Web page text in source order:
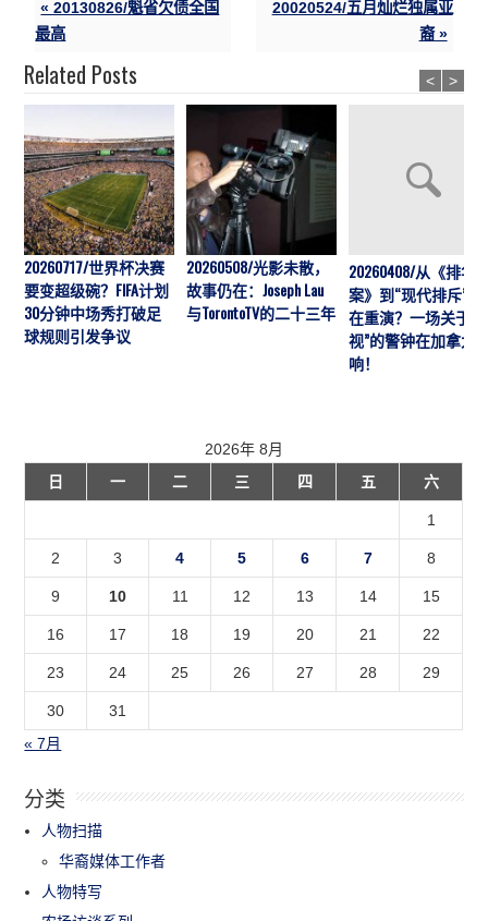
« 20130826/魁省欠债全国
最高
20020524/五月灿烂独属亚
裔 »
Related Posts
20260717/世界杯决赛
要变超级碗？FIFA计划
30分钟中场秀打破足
球规则引发争议
20260508/光影未散，
故事仍在：Joseph Lau
与TorontoTV的二十三年
20260408/从《排华
案》到“现代排斥”历
在重演？一场关于“
视”的警钟在加拿大
响！
< >
2026年 8月
日
一 二 三 四 五 六
1
2 3 4 5 6 7 8
9 10 11 12 13 14 15
16 17 18 19 20 21 22
23 24 25 26 27 28 29
30
31
« 7月
分类
人物扫描
华裔媒体工作者
人物特写